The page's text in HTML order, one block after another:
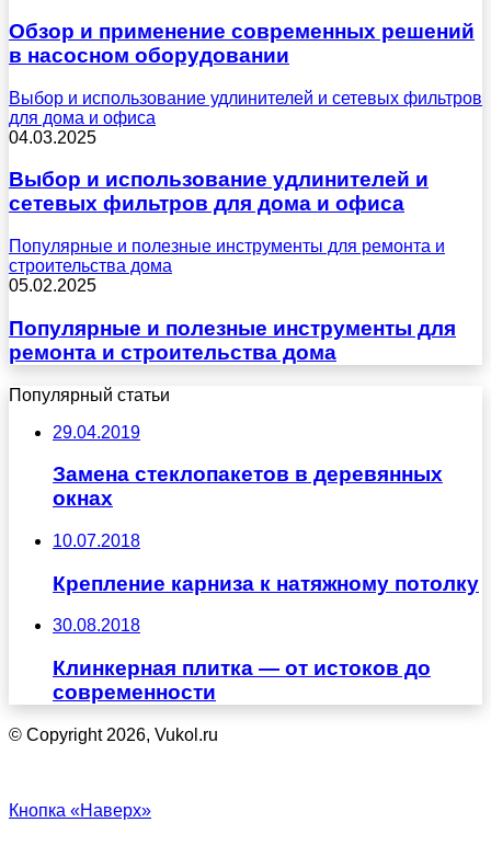
Обзор и применение современных решений
в насосном оборудовании
Выбор и использование удлинителей и сетевых фильтров
для дома и офиса
04.03.2025
Выбор и использование удлинителей и
сетевых фильтров для дома и офиса
Популярные и полезные инструменты для ремонта и
строительства дома
05.02.2025
Популярные и полезные инструменты для
ремонта и строительства дома
Популярный статьи
29.04.2019
Замена стеклопакетов в деревянных
окнах
10.07.2018
Крепление карниза к натяжному потолку
30.08.2018
Клинкерная плитка — от истоков до
современности
© Copyright 2026, Vukol.ru
Кнопка «Наверх»